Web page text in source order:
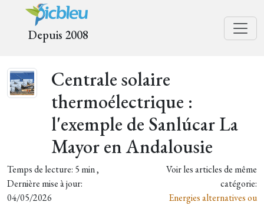
Depuis 2008
Centrale solaire
thermoélectrique :
l'exemple de Sanlúcar La
Mayor en Andalousie
Temps de lecture: 5 min ,
Dernière mise à jour:
04/05/2026
Voir les articles de même
catégorie:
Energies alternatives ou